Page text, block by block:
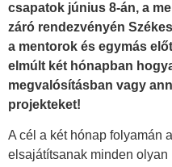
csapatok június 8-án, a
záró rendezvényén
a mentorok és egymás
elmúlt két hónapban
megvalósításban vagy
projekteket!
A cél a két hónap folyamán
elsajátítsanak minden olyan